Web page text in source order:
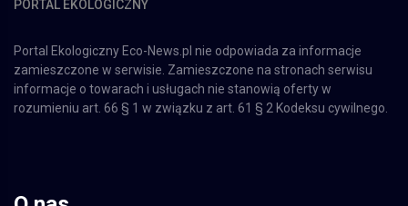
PORTAL EKOLOGICZNY
Portal Ekologiczny Eco-News.pl nie odpowiada za informacje
zamieszczone w serwisie. Zamieszczone na stronach serwisu
informacje o towarach i usługach nie stanowią oferty w
rozumieniu art. 66 § 1 w związku z art. 61 § 2 Kodeksu cywilnego.